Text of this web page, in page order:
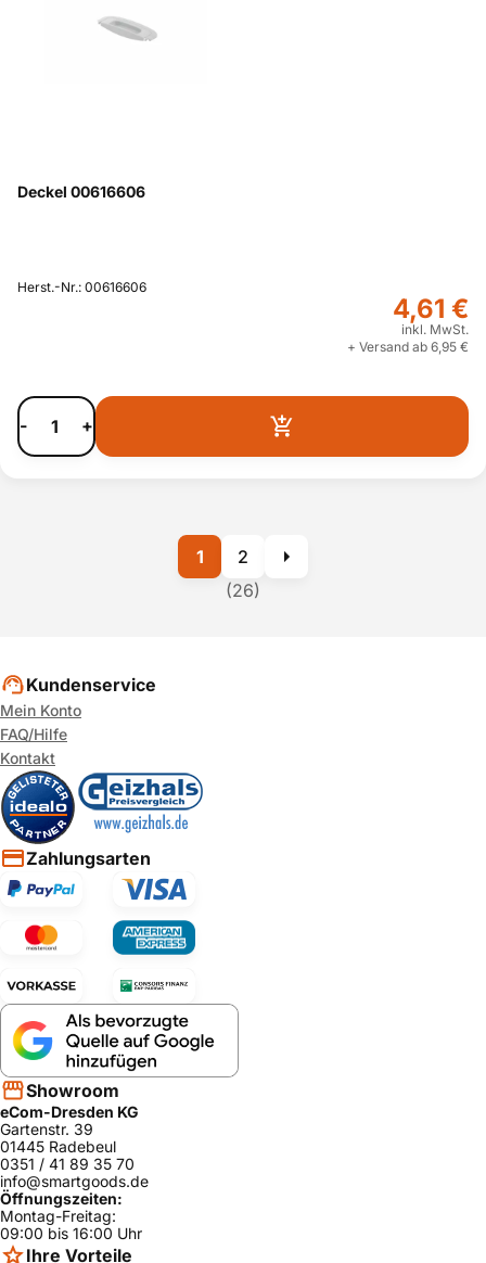
Deckel 00616606
Herst.-Nr.: 00616606
4,61 €
inkl. MwSt.
+ Versand ab 6,95 €
- +
(26)
1 2
Kundenservice
Mein Konto
FAQ/Hilfe
Kontakt
Zahlungsarten
Showroom
eCom-Dresden KG
Gartenstr. 39
01445 Radebeul
0351 / 41 89 35 70
info@smartgoods.de
Öffnungszeiten:
Montag-Freitag:
09:00 bis 16:00 Uhr
Ihre Vorteile